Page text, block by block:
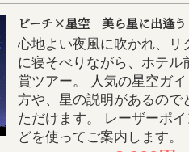
ビーチ×星空 美ら星に出逢う
心地よい夜風に吹かれ、リ
に寝そべりながら、ホテル
賞ツアー。 人気の星空ガ
方や、星の説明があるので
ただけます。 レーザーポ
どを使ってご案内します。